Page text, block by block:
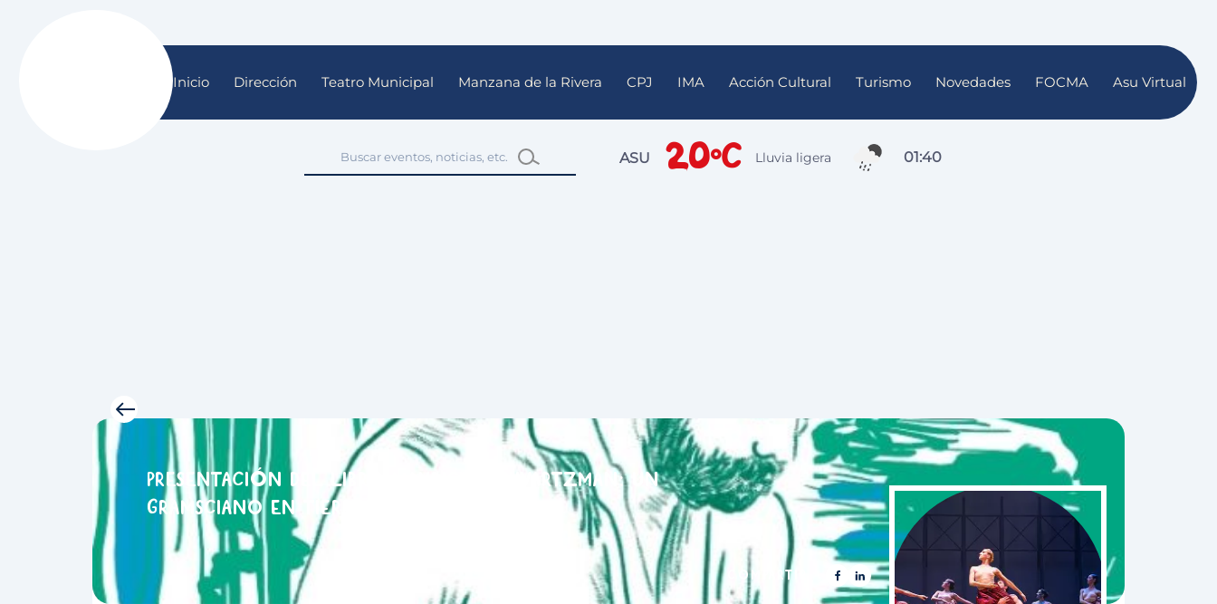
Inicio Dirección Teatro Municipal Manzana de la Rivera CPJ IMA Acción Cultural Turismo Novedades FOCMA Asu Virtual
ASU 20°C Lluvia ligera 01:40
Presentación del libro Mauricio Schvartzman: Un
gramsciano en tierras guaran
COMPARTIR